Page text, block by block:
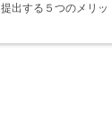
提出する５つのメリッ